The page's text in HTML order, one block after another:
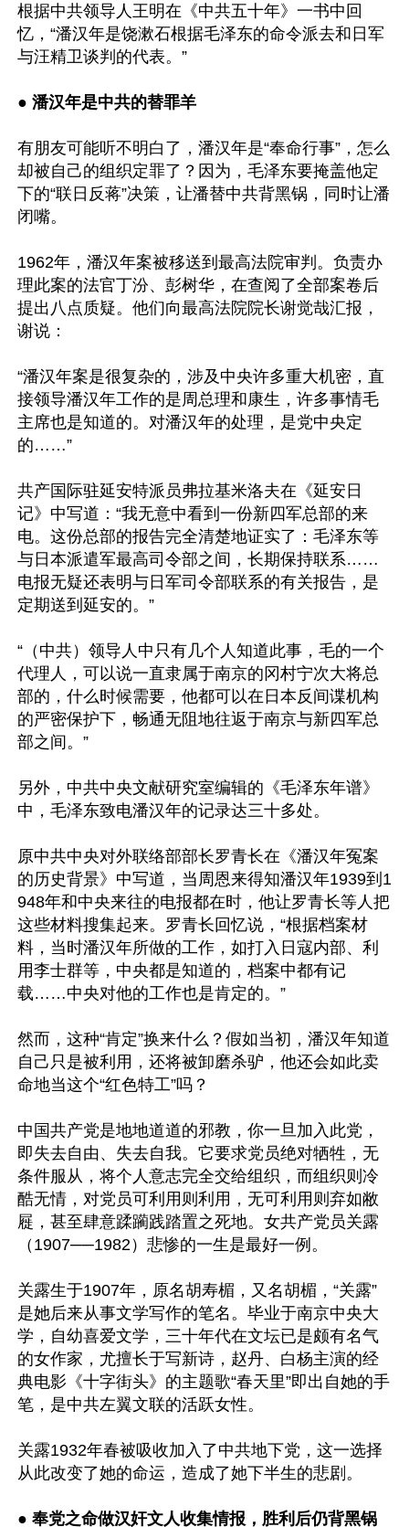
根据中共领导人王明在《中共五十年》一书中回
忆，“潘汉年是饶漱石根据毛泽东的命令派去和日军
与汪精卫谈判的代表。”
● 潘汉年是中共的替罪羊
有朋友可能听不明白了，潘汉年是“奉命行事”，怎么
却被自己的组织定罪了？因为，毛泽东要掩盖他定
下的“联日反蒋”决策，让潘替中共背黑锅，同时让潘
闭嘴。
1962年，潘汉年案被移送到最高法院审判。负责办
理此案的法官丁汾、彭树华，在查阅了全部案卷后
提出八点质疑。他们向最高法院院长谢觉哉汇报，
谢说：
“潘汉年案是很复杂的，涉及中央许多重大机密，直
接领导潘汉年工作的是周总理和康生，许多事情毛
主席也是知道的。对潘汉年的处理，是党中央定
的……”
共产国际驻延安特派员弗拉基米洛夫在《延安日
记》中写道：“我无意中看到一份新四军总部的来
电。这份总部的报告完全清楚地证实了：毛泽东等
与日本派遣军最高司令部之间，长期保持联系……
电报无疑还表明与日军司令部联系的有关报告，是
定期送到延安的。”
“（中共）领导人中只有几个人知道此事，毛的一个
代理人，可以说一直隶属于南京的冈村宁次大将总
部的，什么时候需要，他都可以在日本反间谍机构
的严密保护下，畅通无阻地往返于南京与新四军总
部之间。”
另外，中共中央文献研究室编辑的《毛泽东年谱》
中，毛泽东致电潘汉年的记录达三十多处。
原中共中央对外联络部部长罗青长在《潘汉年冤案
的历史背景》中写道，当周恩来得知潘汉年1939到1
948年和中央来往的电报都在时，他让罗青长等人把
这些材料搜集起来。罗青长回忆说，“根据档案材
料，当时潘汉年所做的工作，如打入日寇内部、利
用李士群等，中央都是知道的，档案中都有记
载……中央对他的工作也是肯定的。”
然而，这种“肯定”换来什么？假如当初，潘汉年知道
自己只是被利用，还将被卸磨杀驴，他还会如此卖
命地当这个“红色特工”吗？
中国共产党是地地道道的邪教，你一旦加入此党，
即失去自由、失去自我。它要求党员绝对牺牲，无
条件服从，将个人意志完全交给组织，而组织则冷
酷无情，对党员可利用则利用，无可利用则弃如敝
屣，甚至肆意蹂躏践踏置之死地。女共产党员关露
（1907──1982）悲惨的一生是最好一例。
关露生于1907年，原名胡寿楣，又名胡楣，“关露”
是她后来从事文学写作的笔名。毕业于南京中央大
学，自幼喜爱文学，三十年代在文坛已是颇有名气
的女作家，尤擅长于写新诗，赵丹、白杨主演的经
典电影《十字街头》的主题歌“春天里”即出自她的手
笔，是中共左翼文联的活跃女性。
关露1932年春被吸收加入了中共地下党，这一选择
从此改变了她的命运，造成了她下半生的悲剧。
● 奉党之命做汉奸文人收集情报，胜利后仍背黑锅